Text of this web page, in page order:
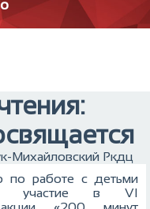
Михайловский Ркдц
по работе с детьми
участие в VI